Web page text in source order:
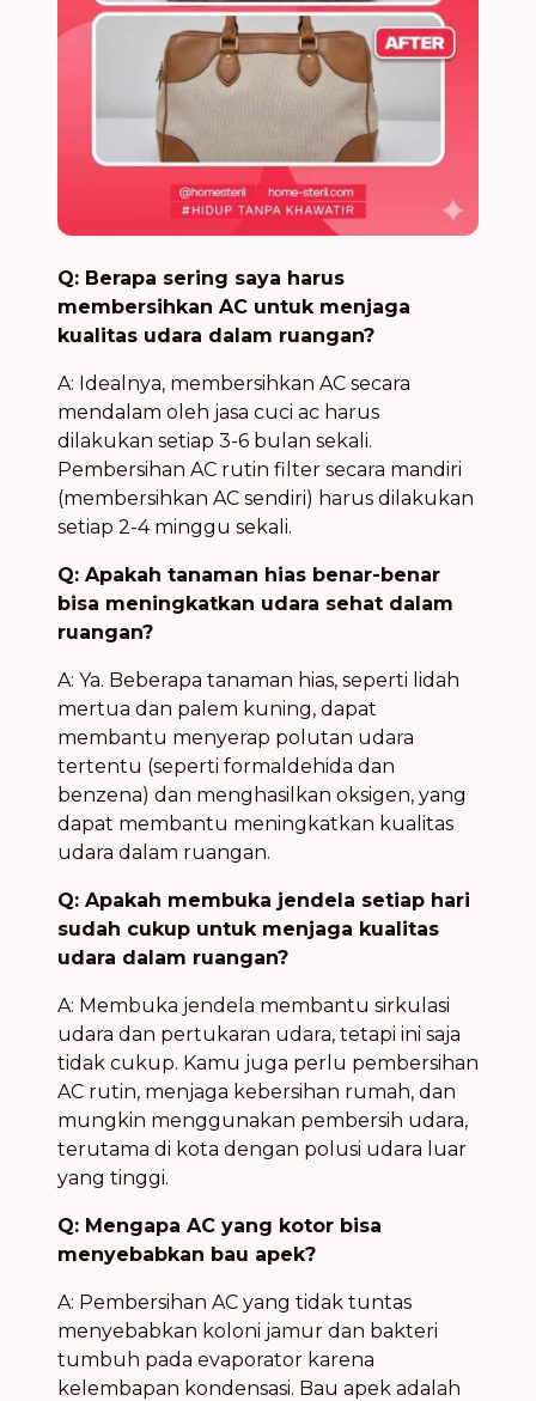
Q: Berapa sering saya harus
membersihkan AC untuk menjaga
kualitas udara dalam ruangan?
A: Idealnya, membersihkan AC secara
mendalam oleh jasa cuci ac harus
dilakukan setiap 3-6 bulan sekali.
Pembersihan AC rutin filter secara mandiri
(membersihkan AC sendiri) harus dilakukan
setiap 2-4 minggu sekali.
Q: Apakah tanaman hias benar-benar
bisa meningkatkan udara sehat dalam
ruangan?
A: Ya. Beberapa tanaman hias, seperti lidah
mertua dan palem kuning, dapat
membantu menyerap polutan udara
tertentu (seperti formaldehida dan
benzena) dan menghasilkan oksigen, yang
dapat membantu meningkatkan kualitas
udara dalam ruangan.
Q: Apakah membuka jendela setiap hari
sudah cukup untuk menjaga kualitas
udara dalam ruangan?
A: Membuka jendela membantu sirkulasi
udara dan pertukaran udara, tetapi ini saja
tidak cukup. Kamu juga perlu pembersihan
AC rutin, menjaga kebersihan rumah, dan
mungkin menggunakan pembersih udara,
terutama di kota dengan polusi udara luar
yang tinggi.
Q: Mengapa AC yang kotor bisa
menyebabkan bau apek?
A: Pembersihan AC yang tidak tuntas
menyebabkan koloni jamur dan bakteri
tumbuh pada evaporator karena
kelembapan kondensasi. Bau apek adalah